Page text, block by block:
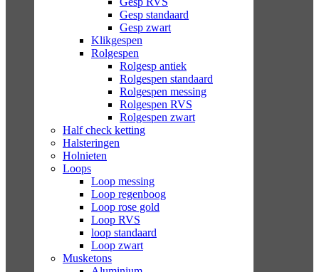
Gesp standaard
Gesp zwart
Klikgespen
Rolgespen
Rolgesp antiek
Rolgespen standaard
Rolgespen messing
Rolgespen RVS
Rolgespen zwart
Half check ketting
Halsteringen
Holnieten
Loops
Loop messing
Loop regenboog
Loop rose gold
Loop RVS
loop standaard
Loop zwart
Musketons